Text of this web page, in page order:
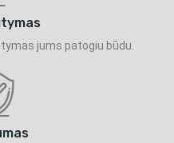
jums patogiu būdu.